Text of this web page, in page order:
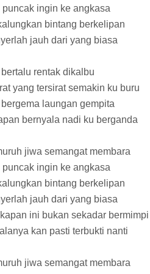
puncak ingin ke angkasa
bintang berkelipan
jauh dari yang biasa
rentak dikalbu
yang tersirat semakin ku buru
laungan gempita
bernyala nadi ku berganda
jiwa semangat membara
puncak ingin ke angkasa
bintang berkelipan
jauh dari yang biasa
ini bukan sekadar bermimpi
kan pasti terbukti nanti
jiwa semangat membara